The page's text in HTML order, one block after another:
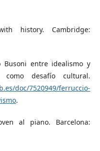
history. Cambridge:
Busoni entre idealismo y
como desafío cultural.
doc/7520949/ferruccio-
.
al piano. Barcelona: